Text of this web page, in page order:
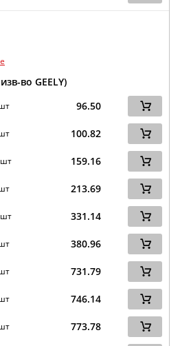
во GEELY)
96.50
100.82
159.16
213.69
331.14
380.96
731.79
746.14
773.78